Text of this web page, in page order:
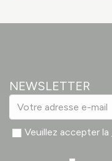
NEWSLETTER
Veuillez accepter la